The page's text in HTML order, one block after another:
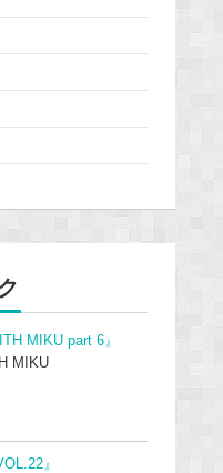
MIKU part 6』
MIKU
』